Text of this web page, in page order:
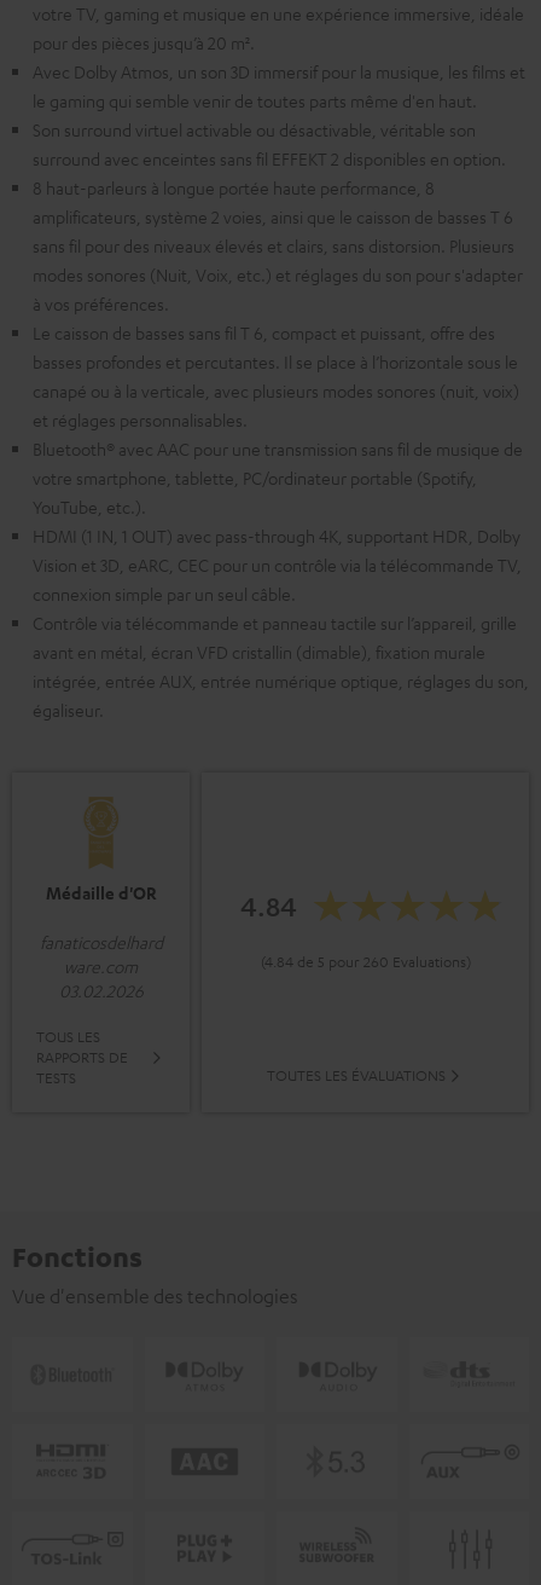
votre TV, gaming et musique en une expérience immersive, idéale
pour des pièces jusqu’à 20 m².
Avec Dolby Atmos, un son 3D immersif pour la musique, les films et
le gaming qui semble venir de toutes parts même d'en haut.
Son surround virtuel activable ou désactivable, véritable son
surround avec enceintes sans fil EFFEKT 2 disponibles en option.
8 haut-parleurs à longue portée haute performance, 8
amplificateurs, système 2 voies, ainsi que le caisson de basses T 6
sans fil pour des niveaux élevés et clairs, sans distorsion. Plusieurs
modes sonores (Nuit, Voix, etc.) et réglages du son pour s'adapter
à vos préférences.
Le caisson de basses sans fil T 6, compact et puissant, offre des
basses profondes et percutantes. Il se place à l’horizontale sous le
canapé ou à la verticale, avec plusieurs modes sonores (nuit, voix)
et réglages personnalisables.
Bluetooth® avec AAC pour une transmission sans fil de musique de
votre smartphone, tablette, PC/ordinateur portable (Spotify,
YouTube, etc.).
HDMI (1 IN, 1 OUT) avec pass-through 4K, supportant HDR, Dolby
Vision et 3D, eARC, CEC pour un contrôle via la télécommande TV,
connexion simple par un seul câble.
Contrôle via télécommande et panneau tactile sur l’appareil, grille
avant en métal, écran VFD cristallin (dimable), fixation murale
intégrée, entrée AUX, entrée numérique optique, réglages du son,
égaliseur.
Médaille d'OR
fanaticosdelhard
ware.com
03.02.2026
TOUS LES
RAPPORTS DE
TESTS
4.84
(4.84 de 5 pour 260 Evaluations)
TOUTES LES ÉVALUATIONS
Fonctions
Vue d'ensemble des technologies